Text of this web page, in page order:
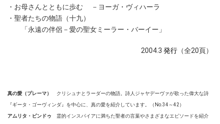
・お母さんとともに歩む －ヨーガ・ヴィハーラ
・聖者たちの物語（十九）
「永遠の伴侶－愛の聖女ミーラー・バーイー」
2004.3 発行 （全20頁）
真の愛（プレーマ） クリシュナとラーダーの物語。詩人ジャヤデーヴァが歌った偉大な詩
『ギータ・ゴーヴィンダ』を中心に、真の愛を紹介しています。（No.34～42）
アムリタ・ビンドゥ 霊的インスパイアに満ちた聖者の言葉やさまざまなエピソードを紹介